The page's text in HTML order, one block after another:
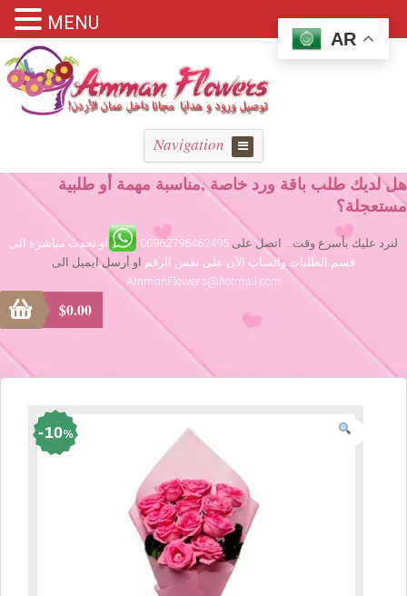
Navigation
هل لديك طلب باقة ورد خاصة ,مناسبة مهمة أو طلبية
مستعجلة؟
لنرد عليك بأسرع وقت... اتصل على 00962796462495
او تحدث مباشرة الى
قسم الطلبات واتساب الآن على نفس الرقم او أرسل ايميل الى
AmmanFlowers@hotmail.com
$0.00
10%
AR
MENU